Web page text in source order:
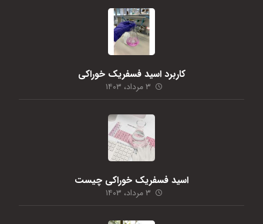
کاربرد اسید فسفریک خوراکی
۳ مرداد، ۱۴۰۳
اسید فسفریک خوراکی چیست
۳ مرداد، ۱۴۰۳